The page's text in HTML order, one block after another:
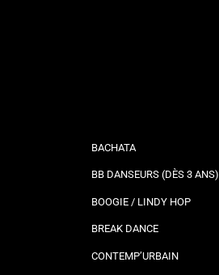
BACHATA
BB DANSEURS (DÈS 3 ANS)
BOOGIE / LINDY HOP
BREAK DANCE
CONTEMP’URBAIN